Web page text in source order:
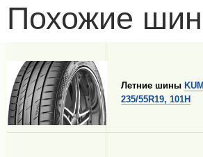
Похожие
Летние шины
235/55R19, 101H